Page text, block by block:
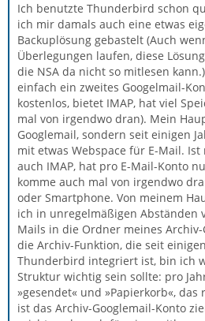
Ich benutzte Thunderbird schon
ich mir damals auch eine etwas
Backuplösung gebastelt (Auch
Überlegungen laufen, diese
die NSA da nicht so mitlesen
einfach ein zweites Googelmail-
kostenlos, bietet IMAP, hat viel
mal von irgendwo dran). Mein
Googlemail, sondern seit einigen
mit etwas Webspace für E-Mail.
auch IMAP, hat pro E-Mail-Konto
komme auch mal von irgendwo
oder Smartphone. Von meinem
ich in unregelmäßigen Abständen
Mails in die Ordner meines
die Archiv-Funktion, die seit
Thunderbird integriert ist, bin ich
Struktur wichtig sein sollte: pro
»gesendet« und »Papierkorb«,
ist das Archiv-Googlemail-Konto